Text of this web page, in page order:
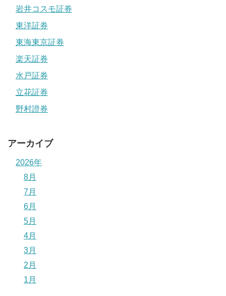
岩井コスモ証券
東洋証券
東海東京証券
楽天証券
水戸証券
立花証券
野村證券
アーカイブ
2026年
8月
7月
6月
5月
4月
3月
2月
1月